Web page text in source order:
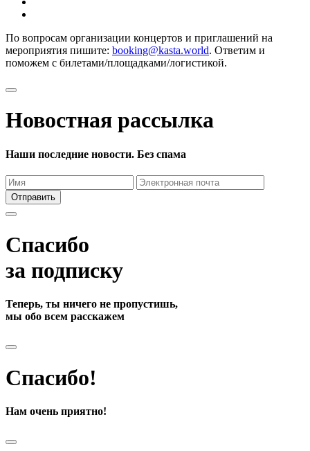
По вопросам организации концертов и приглашений на
мероприятия пишите: booking@kasta.world. Ответим и
поможем с билетами/площадками/логистикой.
Новостная рассылка
Наши последние новости. Без спама
Отправить
Спасибо
за подписку
Теперь, ты ничего не пропустишь,
мы обо всем расскажем
Спасибо!
Нам очень приятно!